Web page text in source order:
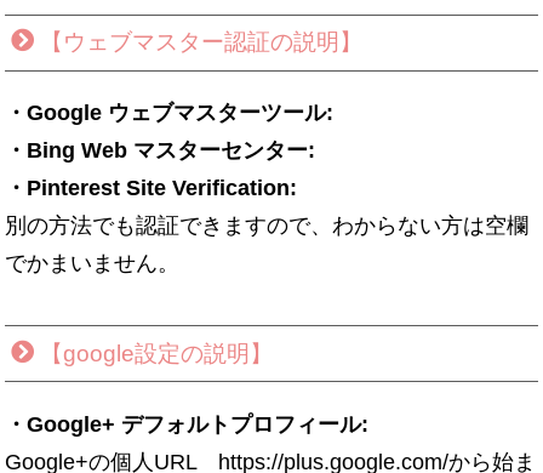
【ウェブマスター認証の説明】
・Google ウェブマスターツール:
・Bing Web マスターセンター:
・Pinterest Site Verification:
別の方法でも認証できますので、わからない方は空欄
でかまいません。
【google設定の説明】
・Google+ デフォルトプロフィール:
Google+の個人URL https://plus.google.com/から始ま